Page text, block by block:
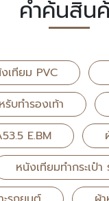
คำค้นสิน
เทียม PVC
บทำรองเท้า
E.BM
หนังเทียมทำกระเป๋า